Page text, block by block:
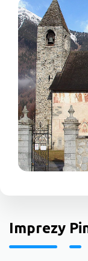
Imprezy